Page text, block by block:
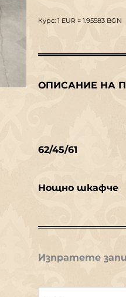
Курс: 1 EUR = 1.95583 BGN
ОПИСАНИЕ НА
62/45/61
Нощно шкафче
Изпратете